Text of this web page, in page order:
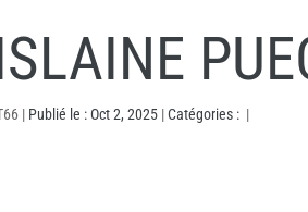
| Publié le : Oct 2, 2025 | Catégories : |